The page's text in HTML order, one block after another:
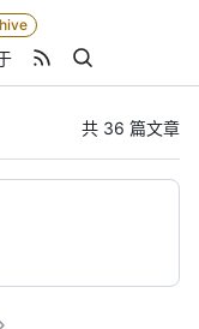
共 36 篇文章